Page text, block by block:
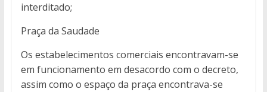
interditado;
Praça da Saudade
Os estabelecimentos comerciais encontravam-se
em funcionamento em desacordo com o decreto,
assim como o espaço da praça encontrava-se